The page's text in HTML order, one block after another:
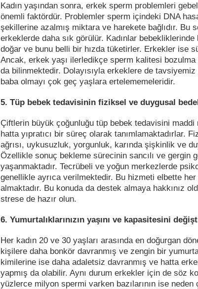
Kadın yaşından sonra, erkek sperm problemleri
önemli faktördür. Problemler sperm içindeki DNA
şekillerine azalmış miktara ve harekete bağlıdır. Bu
erkeklerde daha sık görülür. Kadınlar
doğar ve bunu belli bir hızda tüketirler. Erkekler ise
Ancak, erkek yaşı ilerledikçe sperm kalitesi
da bilinmektedir. Dolayısıyla erkeklere de
baba olmayı çok geç yaşlara ertelememeleridir.
5. Tüp bebek tedavisinin fiziksel ve duygusal
Çiftlerin büyük çoğunluğu tüp bebek tedavisini
hatta yıpratıcı bir süreç olarak tanımlamaktadırlar.
ağrısı, uykusuzluk, yorgunluk, karında şişkinlik ve
Özellikle sonuç bekleme sürecinin sancılı ve gergin
yaşanmaktadır. Tecrübeli ve yoğun merkezlerde
genellikle ayrıca verilmektedir. Bu hizmeti elbette
almaktadır. Bu konuda da destek almaya hakkınız
strese de hazır olun.
6. Yumurtalıklarınızın yaşını ve kapasitesini
Her kadın 20 ve 30 yaşları arasında en doğurgan
kişilere daha bonkör davranmış ve zengin bir
kimilerine ise daha adaletsiz davranmış ve hatta
yapmış da olabilir. Aynı durum erkekler için de söz
yüzlerce milyon spermi varken bazılarının ise neden